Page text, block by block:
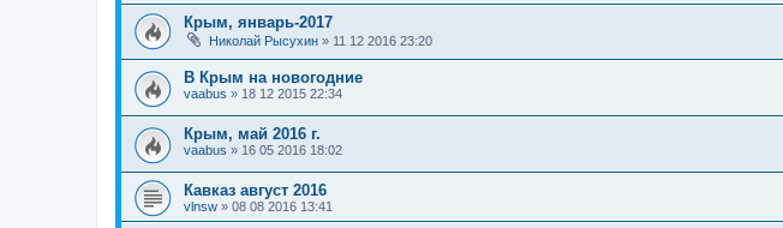
Крым, январь-2017
Николай Рысухин » 11 12 2016 23:20
В Крым на новогодние
vaabus » 18 12 2015 22:34
Крым, май 2016 г.
vaabus » 16 05 2016 18:02
Кавказ август 2016
vlnsw » 08 08 2016 13:41